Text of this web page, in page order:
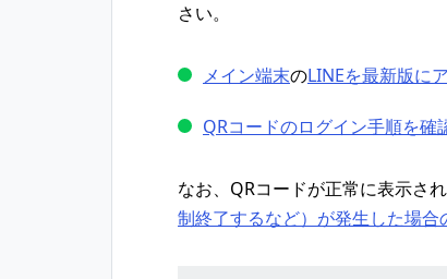
さい。
メイン端末のLINEを最新版に
QRコードのログイン手順を確
なお、QRコードが正常に表示され
制終了するなど）が発生した場合